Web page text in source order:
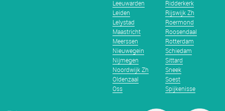
Leeuwarden
Leiden
Lelystad
Maastricht
Meerssen
Nieuwegein
Nijmegen
Noordwijk Zh
Oldenzaal
Oss
Ridderkerk
Rijswijk Zh
Roermond
Roosendaal
Rotterdam
Schiedam
Sittard
Sneek
Soest
Spijkenisse